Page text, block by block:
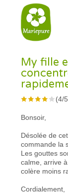
My fille
(4/5
Bonsoir,
Désolée de
commande la
Les gouttes
calme, arrive
colère moins
Cordialement,